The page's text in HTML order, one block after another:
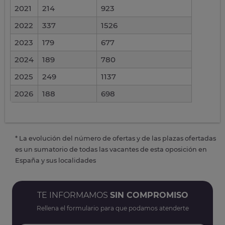
2021 214
923
2022
337
1526
2023
179
677
2024
189
780
2025
249
1137
2026
188 698
* La evolución del número de ofertas y de las plazas ofertadas
es un sumatorio de todas las vacantes de esta oposición en
España y sus localidades
TE INFORMAMOS SIN COMPROMISO
Rellena el formulario para que podamos atenderte